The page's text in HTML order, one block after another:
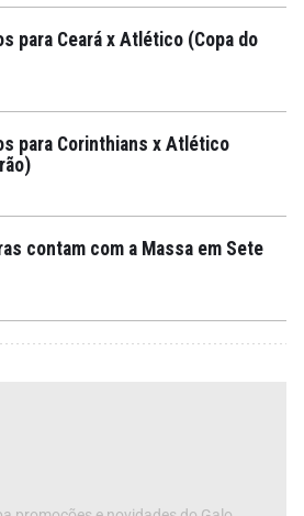
para Ceará x Atlético (Copa do
para Corinthians x Atlético
contam com a Massa em Sete